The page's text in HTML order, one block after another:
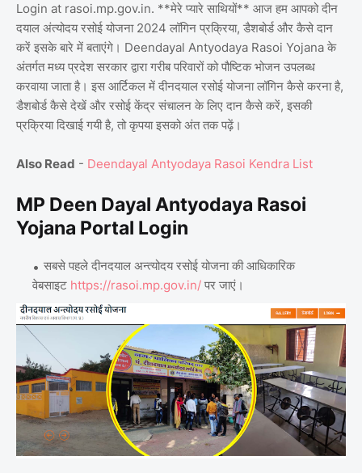
Login at rasoi.mp.gov.in. **मेरे प्यारे साथियों** आज हम आपको दीन
दयाल अंत्योदय रसोई योजना 2024 लॉगिन प्रक्रिया, डैशबोर्ड और कैसे दान
करें इसके बारे में बताएंगे। Deendayal Antyodaya Rasoi Yojana के
अंतर्गत मध्य प्रदेश सरकार द्वारा गरीब परिवारों को पौष्टिक भोजन उपलब्ध
करवाया जाता है। इस आर्टिकल में दीनदयाल रसोई योजना लॉगिन कैसे करना है,
डैशबोर्ड कैसे देखें और रसोई केंद्र संचालन के लिए दान कैसे करें, इसकी
प्रक्रिया दिखाई गयी है, तो कृपया इसको अंत तक पढ़ें।
Also Read - Deendayal Antyodaya Rasoi Kendra List
MP Deen Dayal Antyodaya Rasoi
Yojana Portal Login
सबसे पहले दीनदयाल अन्त्योदय रसोई योजना की आधिकारिक
वेबसाइट https://rasoi.mp.gov.in/ पर जाएं।